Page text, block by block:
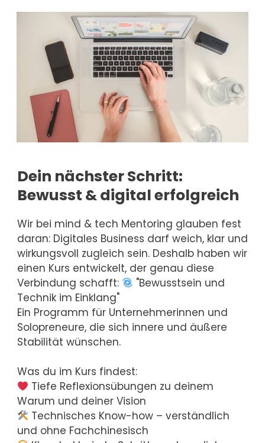
Dein nächster Schritt:
Bewusst & digital erfolgreich
Wir bei mind & tech Mentoring glauben fest
daran: Digitales Business darf weich, klar und
wirkungsvoll zugleich sein. Deshalb haben wir
einen Kurs entwickelt, der genau diese
Verbindung schafft:
"Bewusstsein und
Technik im Einklang"
Ein Programm für Unternehmerinnen und
Solopreneure, die sich innere und äußere
Stabilität wünschen.
Was du im Kurs findest:
Tiefe Reflexionsübungen zu deinem
Warum und deiner Vision
Technisches Know-how – verständlich
und ohne Fachchinesisch